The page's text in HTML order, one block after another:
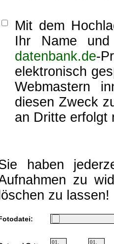
Mit dem
Ihr Name
datenbank.de-
elektronisch
Webmastern
diesen Zweck
an Dritte erfolgt
haben
zu
löschen zu